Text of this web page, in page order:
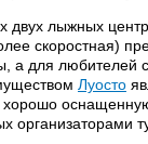
двух лыжных
скоростная)
а для любителей
Луосто
организаторами